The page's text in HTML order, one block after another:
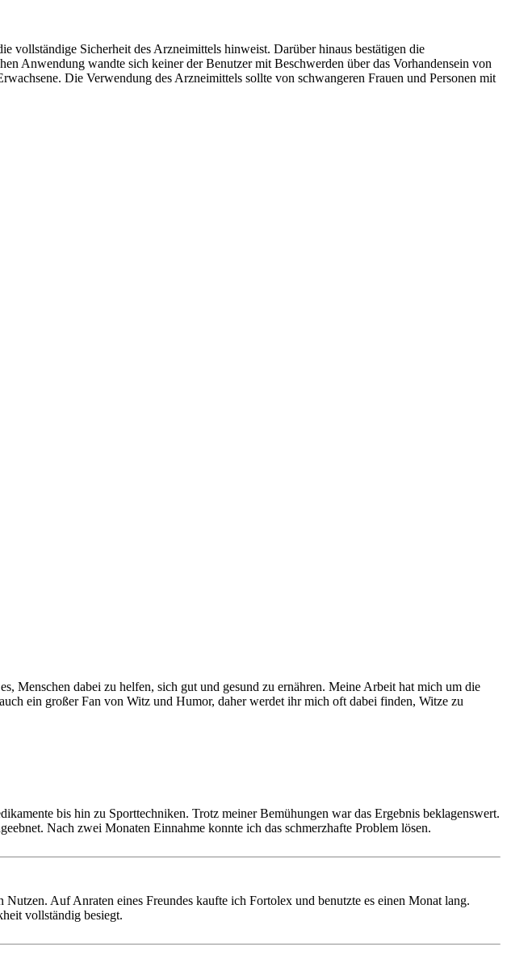
vollständige Sicherheit des Arzneimittels hinweist. Darüber hinaus bestätigen die
Anwendung wandte sich keiner der Benutzer mit Beschwerden über das Vorhandensein von
Die Verwendung des Arzneimittels sollte von schwangeren Frauen und Personen mit
Menschen dabei zu helfen, sich gut und gesund zu ernähren. Meine Arbeit hat mich um die
ein großer Fan von Witz und Humor, daher werdet ihr mich oft dabei finden, Witze zu
bis hin zu Sporttechniken. Trotz meiner Bemühungen war das Ergebnis beklagenswert.
Nach zwei Monaten Einnahme konnte ich das schmerzhafte Problem lösen.
Auf Anraten eines Freundes kaufte ich Fortolex und benutzte es einen Monat lang.
vollständig besiegt.